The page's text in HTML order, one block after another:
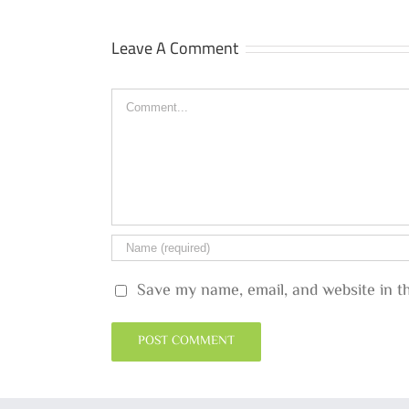
Leave A Comment
Comment
Save my name, email, and website